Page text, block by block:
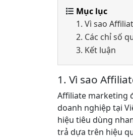
Mục lục
1. Vì sao
2. Các chỉ số
3. Kết luận
1. Vì sao
Affiliate marketing
doanh nghiệp tại
hiệu tiêu dùng
trả dựa trên hiệu